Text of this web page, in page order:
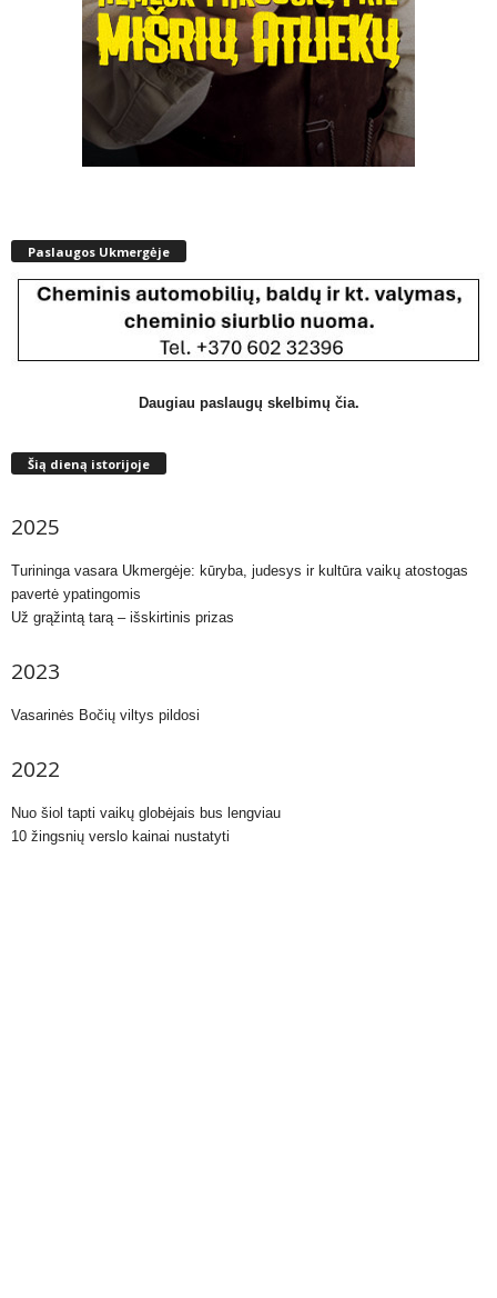
Paslaugos Ukmergėje
Daugiau paslaugų skelbimų čia.
Šią dieną istorijoje
2025
Turininga vasara Ukmergėje: kūryba, judesys ir kultūra vaikų atostogas
pavertė ypatingomis
Už grąžintą tarą – išskirtinis prizas
2023
Vasarinės Bočių viltys pildosi
2022
Nuo šiol tapti vaikų globėjais bus lengviau
10 žingsnių verslo kainai nustatyti